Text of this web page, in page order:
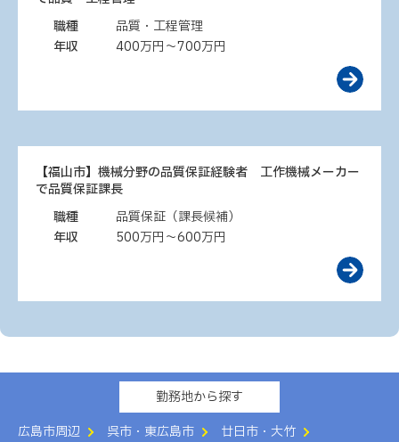
職種
品質・工程管理
年収
400万円～700万円
【福山市】機械分野の品質保証経験者 工作機械メーカー
で品質保証課長
職種
品質保証（課長候補）
年収
500万円～600万円
勤務地から探す
広島市周辺
呉市・東広島市
廿日市・大竹